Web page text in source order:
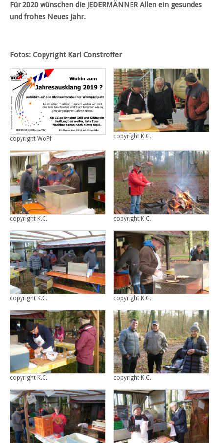
Für 2020 wünschen die JEDERMÄNNER Allen ein gesundes
und frohes Neues Jahr.
Fotos: Copyright Karl Constroffer
copyright WoPf copyright K.C.
copyright K.C. copyright K.C.
copyright K.C. copyright K.C.
copyright K.C. copyright K.C.